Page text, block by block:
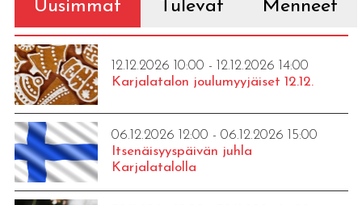
Uusimmat Tulevat Menneet
12.12.2026 10:00 - 12.12.2026 14:00
Karjalatalon joulumyyjäiset 12.12.
06.12.2026 12:00 - 06.12.2026 15:00
Itsenäisyyspäivän juhla
Karjalatalolla